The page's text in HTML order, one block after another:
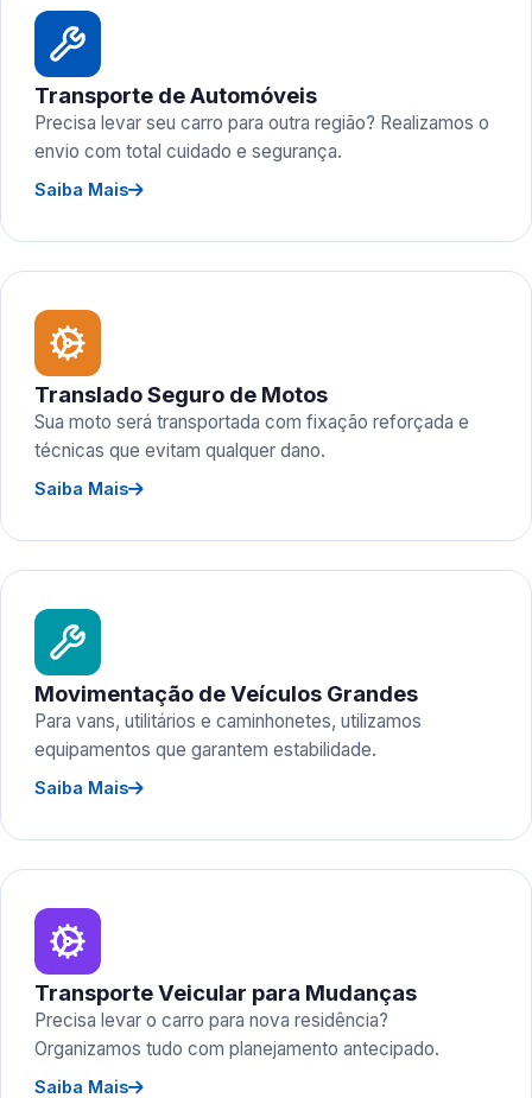
Transporte de Automóveis
Precisa levar seu carro para outra região? Realizamos o
envio com total cuidado e segurança.
Saiba Mais
Translado Seguro de Motos
Sua moto será transportada com fixação reforçada e
técnicas que evitam qualquer dano.
Saiba Mais
Movimentação de Veículos Grandes
Para vans, utilitários e caminhonetes, utilizamos
equipamentos que garantem estabilidade.
Saiba Mais
Transporte Veicular para Mudanças
Precisa levar o carro para nova residência?
Organizamos tudo com planejamento antecipado.
Saiba Mais